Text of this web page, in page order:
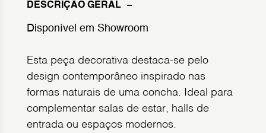
DESCRIÇÃO GERAL
Disponível em Showroom
Esta peça decorativa destaca-se pelo
design contemporâneo inspirado nas
formas naturais de uma concha. Ideal para
complementar salas de estar, halls de
entrada ou espaços modernos.